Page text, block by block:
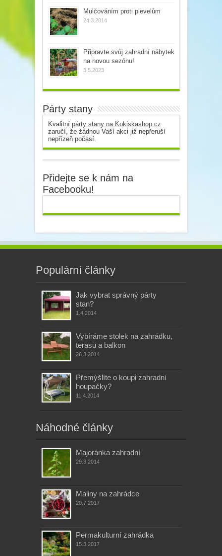
Mulčováním proti plevelům
24.3.2014
Připravte svůj zahradní nábytek
na novou sezónu!
3.5.2023
Párty stany
Kvalitní párty stany na Kokiskashop.cz
zaručí, že žádnou Vaší akci již nepřeruší
nepřízeň počasí.
Přidejte se k nám na
Facebooku!
Populární články
Jak vybrat správný párty
stan?
1.4.2014
Vybíráme stolek na zahrádku,
terasu a balkon
26.3.2014
Přemýšlíte o koupi zahradní
houpačky?
11.4.2014
Náhodné články
Majoránka zahradní
29.3.2014
Maliny na zahrádce
20.7.2017
Permakulturní zahrádka
15.3.2017